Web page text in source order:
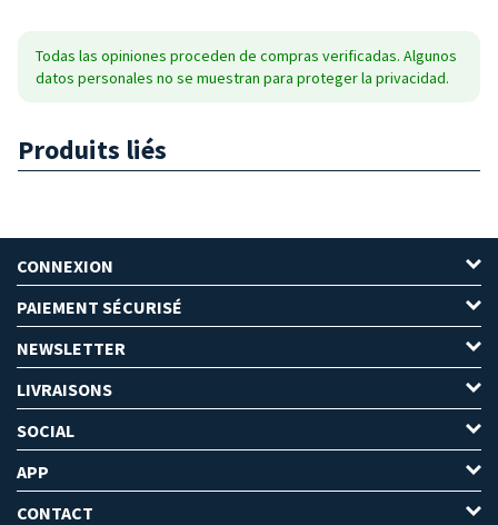
Todas las opiniones proceden de compras verificadas. Algunos
datos personales no se muestran para proteger la privacidad.
Produits liés
CONNEXION
PAIEMENT SÉCURISÉ
NEWSLETTER
LIVRAISONS
SOCIAL
APP
CONTACT